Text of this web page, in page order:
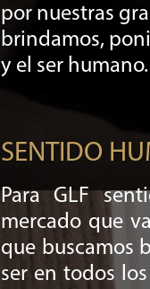
por nuestras
brindamos,
y el ser humano.
SENTIDO
Para GLF
mercado que
que buscamos
ser en todos